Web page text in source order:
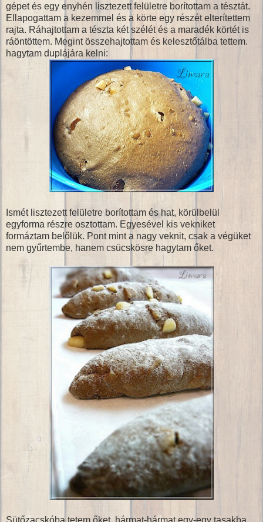
gépet és egy enyhén lisztezett felületre borítottam a tésztát.
Ellapogattam a kezemmel és a körte egy részét elterítettem
rajta. Ráhajtottam a tészta két szélét és a maradék körtét is
ráöntöttem. Megint összehajtottam és kelesztőtálba tettem.
hagytam duplájára kelni:
Ismét lisztezett felületre borítottam és hat, körülbelül
egyforma részre osztottam. Egyesével kis vekniket
formáztam belőlük. Pont mint a nagy veknit, csak a végüket
nem gyűrtembe, hanem csücskösre hagytam őket.
Sütőzacskóba tetem őket, hármat-hármat egy-egy tasakba.